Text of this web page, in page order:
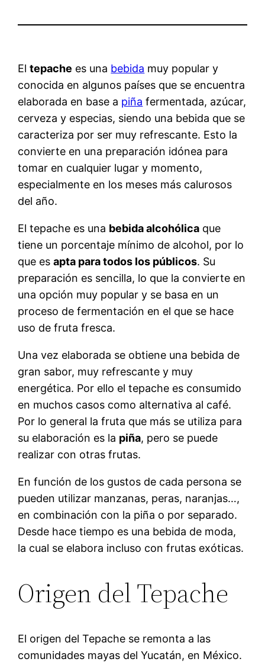
Eltepache es una bebida muy popular y
conocida en algunos países que se encuentra
elaborada en base a piña fermentada, azúcar,
cerveza y especias, siendo una bebida que se
caracteriza por ser muy refrescante. Esto la
convierte en una preparación idónea para
tomar en cualquier lugar y momento,
especialmente en los meses más calurosos
del año.
El tepache es una bebida alcohólica que
tiene un porcentaje mínimo de alcohol, por lo
que esapta para todos los públicos. Su
preparación es sencilla, lo que la convierte en
una opción muy popular y se basa en un
proceso de fermentación en el que se hace
uso de fruta fresca.
Una vez elaborada se obtiene una bebida de
gran sabor, muy refrescante y muy
energética. Por ello el tepache es consumido
en muchos casos como alternativa al café.
Por lo general la fruta que más se utiliza para
su elaboración es la piña, pero se puede
realizar con otras frutas.
En función de los gustos de cada persona se
pueden utilizar manzanas, peras, naranjas…,
en combinación con la piña o por separado.
Desde hace tiempo es una bebida de moda,
la cual se elabora incluso con frutas exóticas.
Origen del Tepache
El origen del Tepache se remonta a las
comunidades mayas del Yucatán, en México.